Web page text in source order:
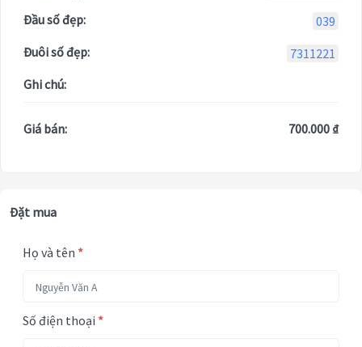
Đầu số đẹp:
039
Đuôi số đẹp:
7311221
Ghi chú:
Giá bán: 700.000 ₫
Đặt mua
Họ và tên *
Số điện thoại *